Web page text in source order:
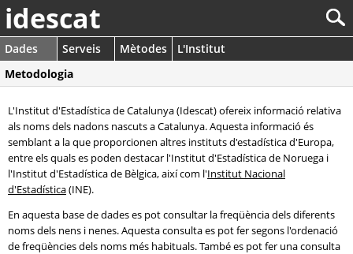
idescat
Dades Serveis Mètodes
L'Institut
Metodologia
L'Institut d'Estadística de Catalunya (Idescat) ofereix informació relativa
als noms dels nadons nascuts a Catalunya. Aquesta informació és
semblant a la que proporcionen altres instituts d'estadística d'Europa,
entre els quals es poden destacar l'Institut d'Estadística de Noruega i
l'Institut d'Estadística de Bèlgica, així com l'Institut Nacional
d'Estadística(INE).
En aquesta base de dades es pot consultar la freqüència dels diferents
noms dels nens i nenes. Aquesta consulta es pot fer segons l'ordenació
de freqüències dels noms més habituals. També es pot fer una consulta